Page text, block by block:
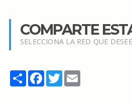
COMPARTE
SELECCIONA LA RED QUE
Share Facebook
TwitterEmail